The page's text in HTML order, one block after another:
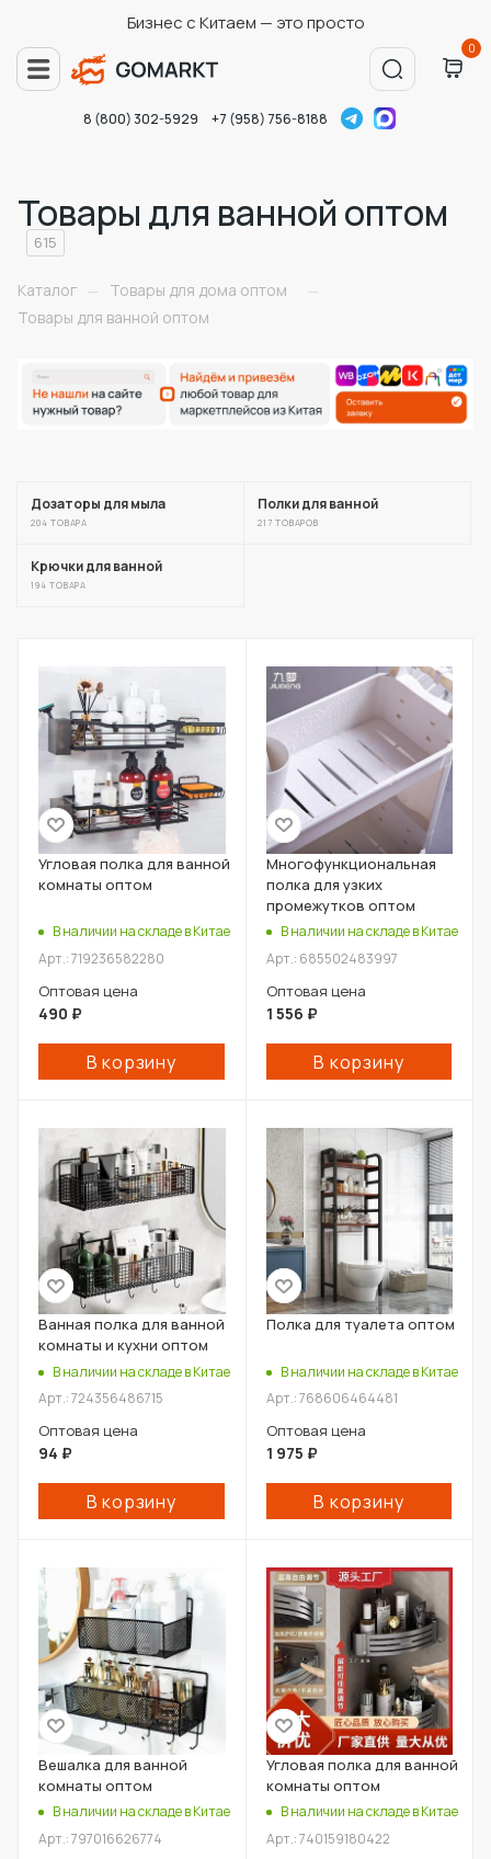
Бизнес с Китаем — это просто
0
8 (800) 302-5929 +7 (958) 756-8188
Товары для ванной оптом
615
Каталог — Товары для дома оптом
—
Товары для ванной оптом
Дозаторы для мыла
204 ТОВАРА
Полки для ванной
217 ТОВАРОВ
Крючки для ванной
194 ТОВАРА
Угловая полка для ванной
комнаты оптом
В наличии на складе в Китае
Арт.: 719236582280
Оптовая цена
490 ₽
В корзину
Многофункциональная
полка для узких
промежутков оптом
В наличии на складе в Китае
Арт.: 685502483997
Оптовая цена
1 556 ₽
В корзину
Ванная полка для ванной
комнаты и кухни оптом
В наличии на складе в Китае
Арт.: 724356486715
Оптовая цена
94 ₽
В корзину
Полка для туалета оптом
В наличии на складе в Китае
Арт.: 768606464481
Оптовая цена
1 975 ₽
В корзину
Вешалка для ванной
комнаты оптом
В наличии на складе в Китае
Арт.: 797016626774
Угловая полка для ванной
комнаты оптом
В наличии на складе в Китае
Арт.: 740159180422